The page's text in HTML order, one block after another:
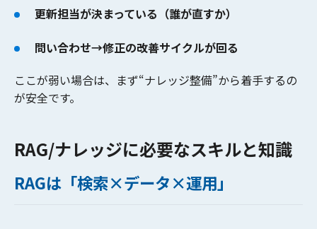
更新担当が決まっている（誰が直すか）
問い合わせ→修正の改善サイクルが回る
ここが弱い場合は、まず“ナレッジ整備”から着手するの
が安全です。
RAG/ナレッジに必要なスキルと知識
RAGは「検索×データ×運用」